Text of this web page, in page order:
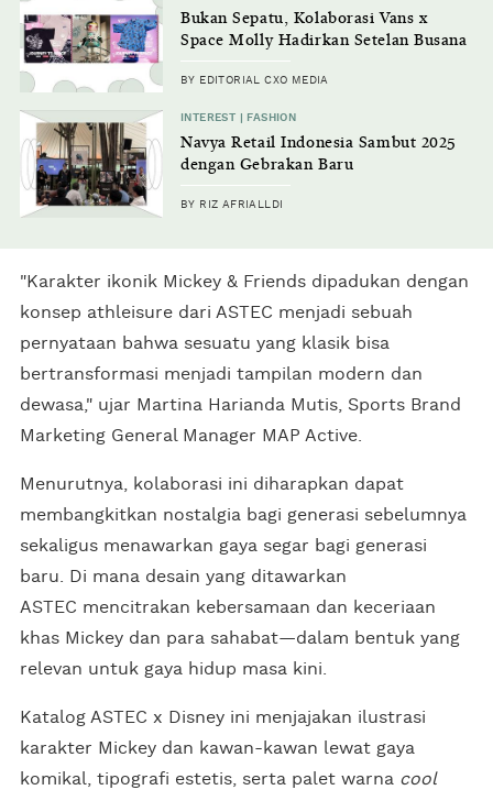
Bukan Sepatu, Kolaborasi Vans x
Space Molly Hadirkan Setelan Busana
BY EDITORIAL CXO MEDIA
INTEREST | FASHION
Navya Retail Indonesia Sambut 2025
dengan Gebrakan Baru
BY RIZ AFRIALLDI
"Karakter ikonik Mickey & Friends dipadukan dengan
konsep athleisure dari ASTEC menjadi sebuah
pernyataan bahwa sesuatu yang klasik bisa
bertransformasi menjadi tampilan modern dan
dewasa," ujar Martina Harianda Mutis, Sports Brand
Marketing General Manager MAP Active.
Menurutnya, kolaborasi ini diharapkan dapat
membangkitkan nostalgia bagi generasi sebelumnya
sekaligus menawarkan gaya segar bagi generasi
baru. Di mana desain yang ditawarkan
ASTEC mencitrakan kebersamaan dan keceriaan
khas Mickey dan para sahabat—dalam bentuk yang
relevan untuk gaya hidup masa kini.
Katalog ASTEC x Disney ini menjajakan ilustrasi
karakter Mickey dan kawan-kawan lewat gaya
komikal, tipografi estetis, serta palet warna cool